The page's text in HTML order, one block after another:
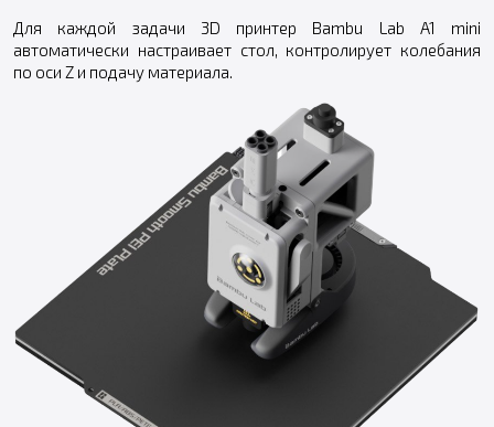
Для каждой задачи 3D принтер Bambu Lab A1 mini
автоматически настраивает стол, контролирует колебания
по оси Z и подачу материала.